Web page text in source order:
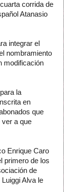
corrida de
Atanasio
integrar el
nombramiento
modificación
la
en
que
ver a que
Enrique Caro
primero de los
de
Alva le